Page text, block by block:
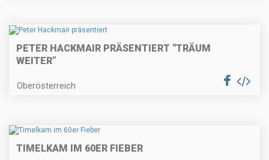
PETER HACKMAIR PRÄSENTIERT "TRÄUM
WEITER”
Oberösterreich
TIMELKAM IM 60ER FIEBER